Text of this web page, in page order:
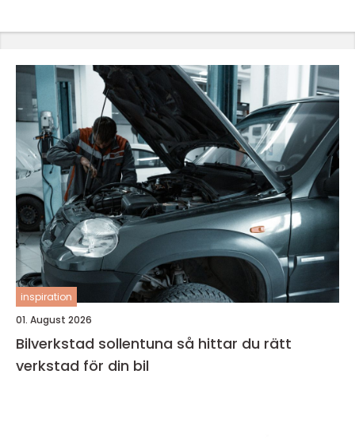
inspiration
01. August 2026
Bilverkstad sollentuna så hittar du rätt
verkstad för din bil